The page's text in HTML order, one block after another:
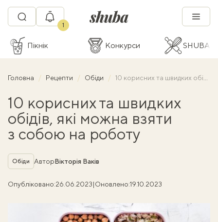
1
Пікнік Конкурси SHUBA
Головна Рецепти Обіди 10 корисних та швидких обідів, які можна взяти з собою на роботу
10 корисних та швидких
обідів, які можна взяти
з собою на роботу
Рубрика
Обіди АвторВікторія Ваків
Опубліковано:26.06.2023|Оновлено:19.10.2023